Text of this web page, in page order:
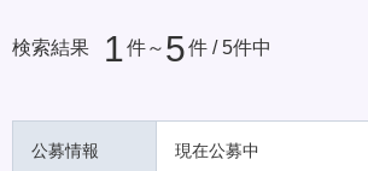
検索結果 1件～ 5件 / 5件中
公募情報 現在公募中